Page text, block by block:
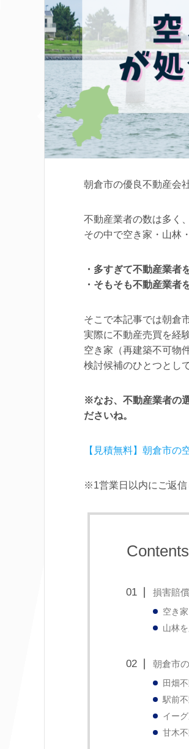
朝倉市の優良不動産会
不動産業者の数は多く、
その中で空き家・山林
・多すぎて不動産業者
・そもそも不動産業者
そこで本記事では朝倉
実際に不動産売買を経
空き家（再建築不可物
検討候補のひとつとし
※なお、不動産業者の
ださいね。
【見積無料】朝倉市の
※1営業日以内にご返信
Contents
損害賠
空き
山林
朝倉市
田畑
駅前
イー
甘木